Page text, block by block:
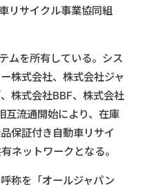
リサイクル事業協同組
ムを所有している。シス
株式会社、株式会社ジャ
株式会社BBF、株式会社
互流通開始により、在庫
保証付き自動車リサイ
ネットワークとなる。
称を「オールジャパン